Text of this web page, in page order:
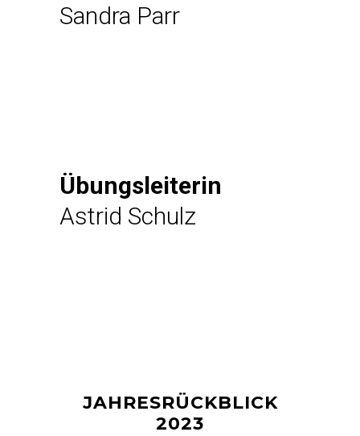
Sandra Parr
Übungsleiterin
Astrid Schulz
JAHRESRÜCKBLICK
2023